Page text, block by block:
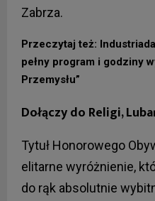
Zabrza.
Przeczytaj też:
pełny program i godziny
Przemysłu”
Dołączy do Religi,
Tytuł Honorowego
elitarne wyróżnienie,
do rąk absolutnie